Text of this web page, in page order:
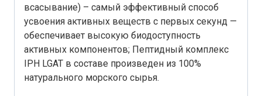
всасывание) – самый эффективный способ
усвоения активных веществ с первых секунд —
обеспечивает высокую биодоступность
активных компонентов; Пептидный комплекс
IPH LGAT в составе произведен из 100%
натурального морского сырья.